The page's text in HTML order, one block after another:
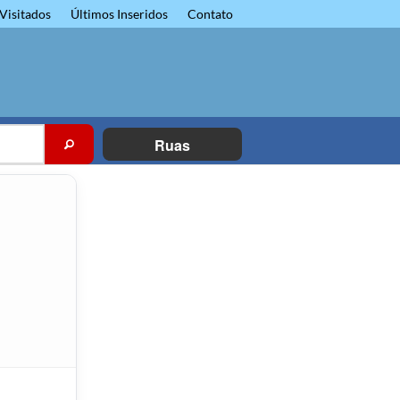
Últimos Inseridos Contato
Ruas